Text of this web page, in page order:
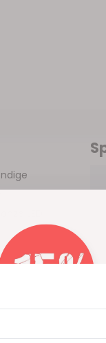
LED